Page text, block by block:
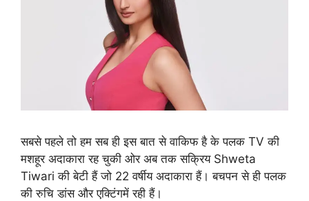
सबसे पहले तो हम सब ही इस बात से वाकिफ है के पलक TV की
मशहूर अदाकारा रह चुकी ओर अब तक सक्रिय Shweta
Tiwari की बेटी हैं जो 22 वर्षीय अदाकारा हैं। बचपन से ही पलक
की रुचि डांस और एक्टिंगमें रही हैं।